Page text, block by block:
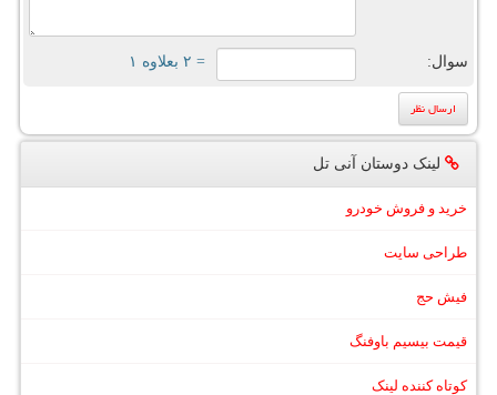
سوال: = ۲ بعلاوه ۱
لینک دوستان آنی تل
خرید و فروش خودرو
طراحی سایت
فیش حج
قیمت بیسیم باوفنگ
کوتاه کننده لینک